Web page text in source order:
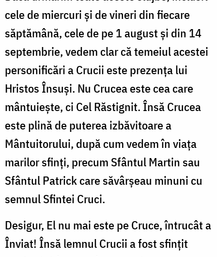
cele de miercuri şi de vineri din fiecare
săptămână, cele de pe 1 august şi din 14
septembrie, vedem clar că temeiul acestei
personificări a Crucii este prezenţa lui
Hristos Însuşi. Nu Crucea este cea care
mântuieşte, ci Cel Răstignit. Însă Crucea
este plină de puterea izbăvitoare a
Mântuitorului, după cum vedem în viaţa
marilor sfinţi, precum Sfântul Martin sau
Sfântul Patrick care săvârşeau minuni cu
semnul Sfintei Cruci.
Desigur, El nu mai este pe Cruce, întrucât a
Înviat! Însă lemnul Crucii a fost sfinţit